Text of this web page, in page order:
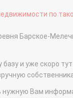
по
Барское-
и уже скоро
Вам